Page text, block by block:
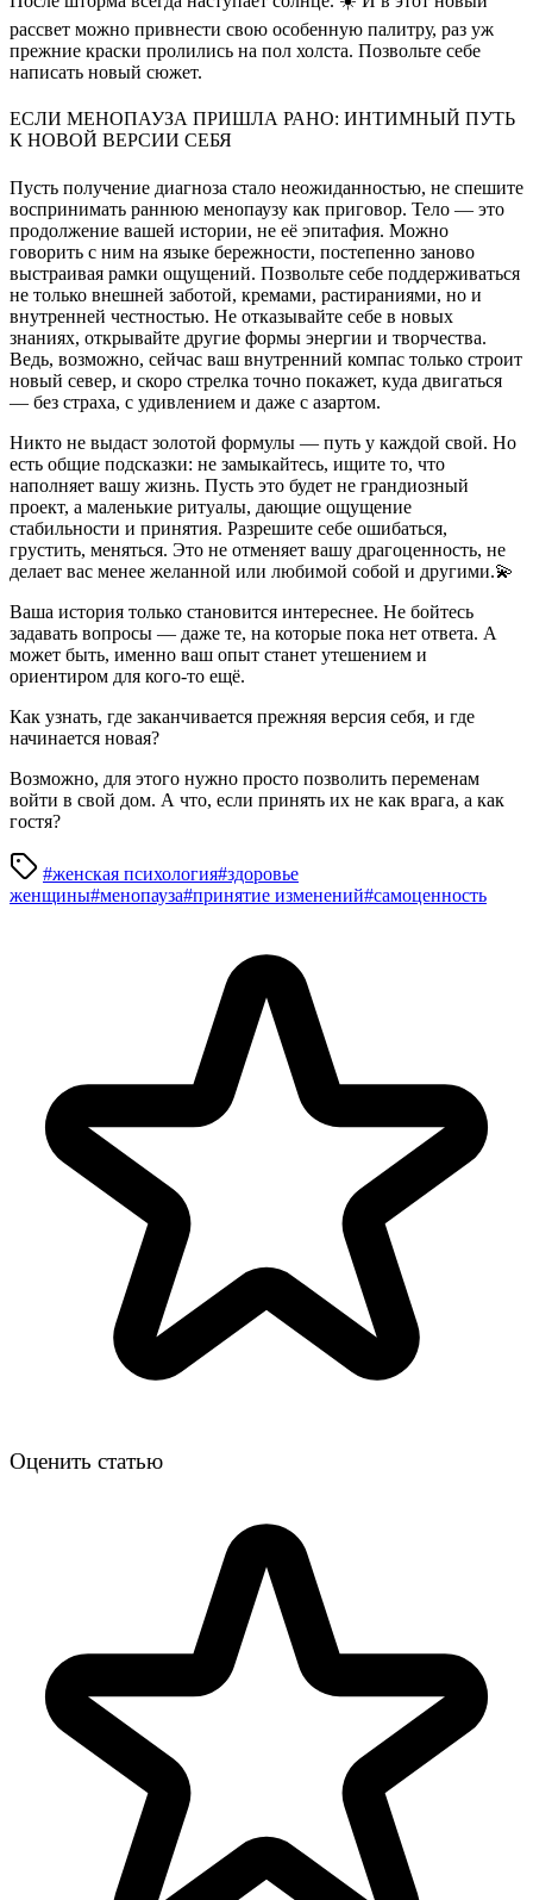
рассвет можно привнести свою особенную палитру, раз уж
прежние краски пролились на пол холста. Позвольте себе
написать новый сюжет.
ЕСЛИ МЕНОПАУЗА ПРИШЛА РАНО: ИНТИМНЫЙ ПУТЬ
К НОВОЙ ВЕРСИИ СЕБЯ
Пусть получение диагноза стало неожиданностью, не спешите
воспринимать раннюю менопаузу как приговор. Тело — это
продолжение вашей истории, не её эпитафия. Можно
говорить с ним на языке бережности, постепенно заново
выстраивая рамки ощущений. Позвольте себе поддерживаться
не только внешней заботой, кремами, растираниями, но и
внутренней честностью. Не отказывайте себе в новых
знаниях, открывайте другие формы энергии и творчества.
Ведь, возможно, сейчас ваш внутренний компас только строит
новый север, и скоро стрелка точно покажет, куда двигаться
— без страха, с удивлением и даже с азартом.
Никто не выдаст золотой формулы — путь у каждой свой. Но
есть общие подсказки: не замыкайтесь, ищите то, что
наполняет вашу жизнь. Пусть это будет не грандиозный
проект, а маленькие ритуалы, дающие ощущение
стабильности и принятия. Разрешите себе ошибаться,
грустить, меняться. Это не отменяет вашу драгоценность, не
делает вас менее желанной или любимой собой и другими.💫
Ваша история только становится интереснее. Не бойтесь
задавать вопросы — даже те, на которые пока нет ответа. А
может быть, именно ваш опыт станет утешением и
ориентиром для кого-то ещё.
Как узнать, где заканчивается прежняя версия себя, и где
начинается новая?
Возможно, для этого нужно просто позволить переменам
войти в свой дом. А что, если принять их не как врага, а как
гостя?
#женская психология#здоровье
женщины#менопауза#принятие изменений#самоценность
Оценить статью